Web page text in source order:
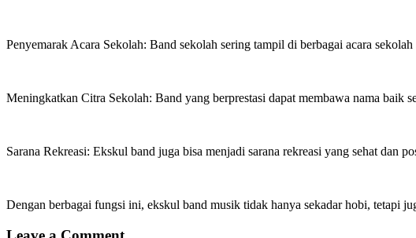
Penyemarak Acara Sekolah: Band sekolah sering tampil di berbagai acara
Meningkatkan Citra Sekolah: Band yang berprestasi dapat membawa nama baik
Sarana Rekreasi: Ekskul band juga bisa menjadi sarana rekreasi yang sehat dan
Dengan berbagai fungsi ini, ekskul band musik tidak hanya sekadar hobi, tetapi